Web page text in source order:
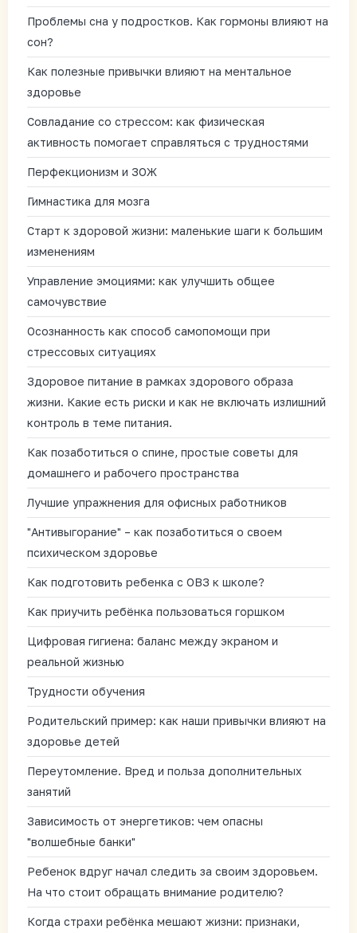
Проблемы сна у подростков. Как гормоны влияют на
сон?
Как полезные привычки влияют на ментальное
здоровье
Совладание со стрессом: как физическая
активность помогает справляться с трудностями
Перфекционизм и ЗОЖ
Гимнастика для мозга
Старт к здоровой жизни: маленькие шаги к большим
изменениям
Управление эмоциями: как улучшить общее
самочувствие
Осознанность как способ самопомощи при
стрессовых ситуациях
Здоровое питание в рамках здорового образа
жизни. Какие есть риски и как не включать излишний
контроль в теме питания.
Как позаботиться о спине, простые советы для
домашнего и рабочего пространства
Лучшие упражнения для офисных работников
"Антивыгорание" – как позаботиться о своем
психическом здоровье
Как подготовить ребенка с ОВЗ к школе?
Как приучить ребёнка пользоваться горшком
Цифровая гигиена: баланс между экраном и
реальной жизнью
Трудности обучения
Родительский пример: как наши привычки влияют на
здоровье детей
Переутомление. Вред и польза дополнительных
занятий
Зависимость от энергетиков: чем опасны
"волшебные банки"
Ребенок вдруг начал следить за своим здоровьем.
На что стоит обращать внимание родителю?
Когда страхи ребёнка мешают жизни: признаки,